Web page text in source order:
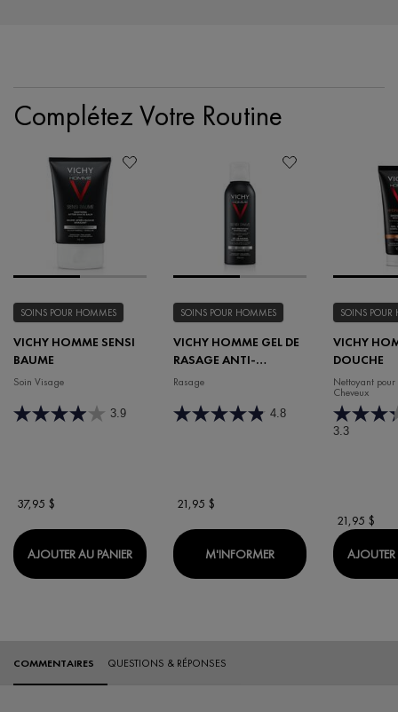
Complétez Votre Routine
SOINS POUR HOMMES
VICHY HOMME SENSI
BAUME
Soin Visage
3.9
37,95 $
AJOUTER AU PANIER VICHY HOMME SENSI BAUME
SOINS POUR HOMMES
VICHY HOMME GEL DE
RASAGE ANTI-
IRRITATION
Rasage
4.8
21,95 $
M'INFORMER WHEN THE VICHY
SOINS POUR
VICHY
DOUCHE
Nettoyant
Cheveux
3.3
21,95 $
COMMENTAIRES QUESTIONS & RÉPONSES